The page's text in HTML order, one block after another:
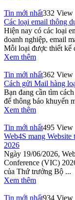
Tin mới nhất332 View
Các loại email thông
Hiện nay có các loại
doanh nghiệp, email
Mỗi loại được thiết kế
Xem thêm
Tin mới nhất362 View
Cách gửi Mail hàng
Bạn đang cần tìm
để thông báo khuyến
Xem thêm
Tin mới nhất495 View
Web4S mang
2026
Ngày 19/06/2026,
Conference (VIC)
của Thứ trưởng Bộ ...
Xem thêm
Tin mới nhất934 View